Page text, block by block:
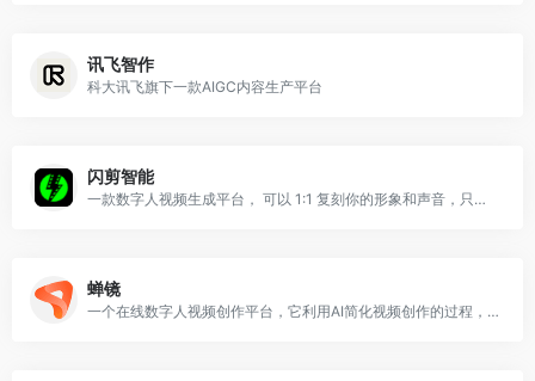
讯飞智作
科大讯飞旗下一款AIGC内容生产平台
闪剪智能
一款数字人视频生成平台， 可以 1:1 复刻你的形象和声音，只需输入文字即可生成口播视频
蝉镜
一个在线数字人视频创作平台，它利用AI简化视频创作的过程，提供AI数字人播报、AI数字人短视频制作、AI数字人分身定制等服务